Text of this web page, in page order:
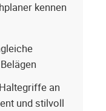
kennen
an
und stilvoll